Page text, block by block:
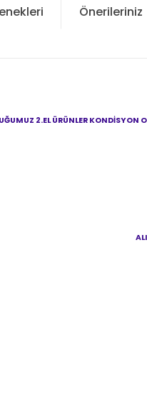
Önerileriniz
2.EL ÜRÜNLER KONDİSYON